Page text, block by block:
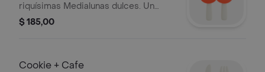
riquísimas Medialunas dulces. Un
clásico ideal para cualquier momento
$ 185,00
Cookie + Cafe